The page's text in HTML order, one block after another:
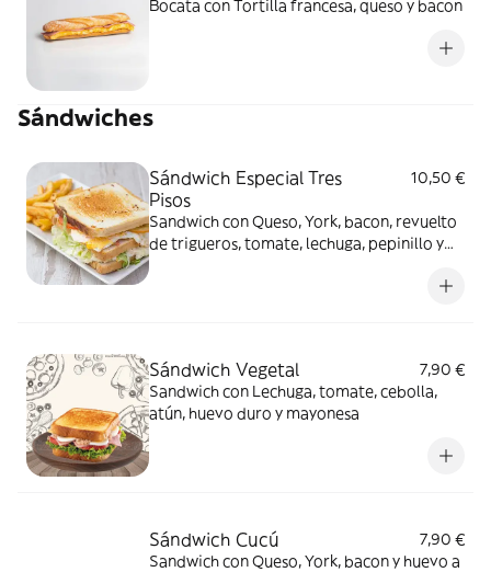
Bocata con Tortilla francesa, queso y bacon
Sándwiches
Sándwich Especial Tres
Pisos
10,50 €
Sandwich con Queso, York, bacon, revuelto
de trigueros, tomate, lechuga, pepinillo y
Sándwich Vegetal
7,90 €
Sandwich con Lechuga, tomate, cebolla,
atún, huevo duro y mayonesa
Sándwich Cucú
7,90 €
Sandwich con Queso, York, bacon y huevo a